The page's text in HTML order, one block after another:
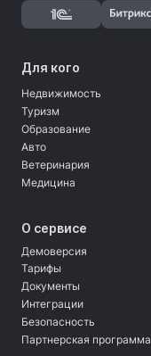
Для кого
Недвижимость
Туризм
Образование
Авто
Ветеринария
Медицина
О сервисе
Демоверсия
Тарифы
Документы
Интеграции
Безопасность
Партнерская программа